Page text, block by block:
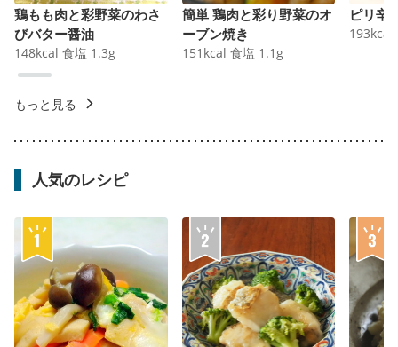
鶏もも肉と彩野菜のわさ
びバター醤油
148kcal 食塩 1.3g
簡単 鶏肉と彩り野菜のオ
ーブン焼き
151 kcal 食塩 1.1 g
ピリ辛
193kcal
もっと見る
人気のレシピ